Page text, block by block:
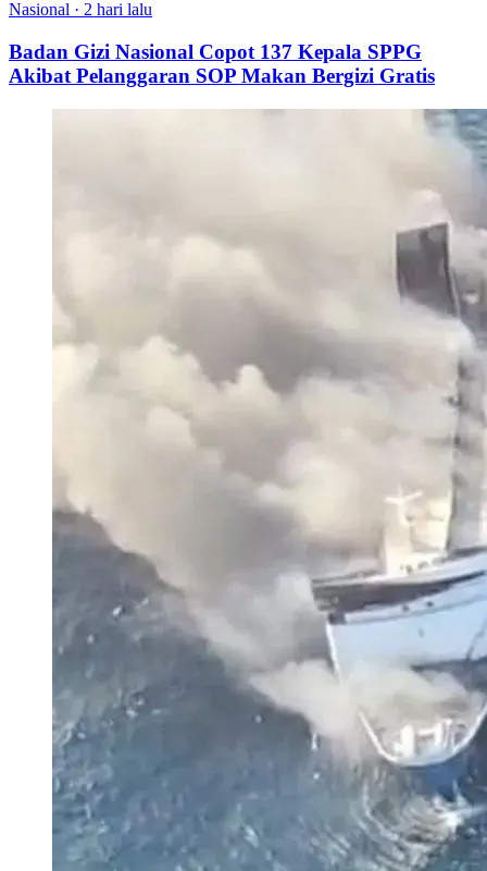
Nasional · 2 hari lalu
Badan Gizi Nasional Copot 137 Kepala SPPG
Akibat Pelanggaran SOP Makan Bergizi Gratis